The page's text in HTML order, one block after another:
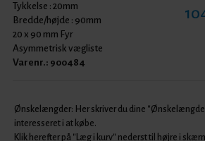
Tykkelse : 20mm
Bredde/højde : 90mm
20 x 90 mm Fyr
Asymmetrisk vægliste
Varenr.: 900484
Ønskelængder: Her skriver du dine
interesseret i at købe.
Klik herefter på "Læg i kurv" nederst til højre i